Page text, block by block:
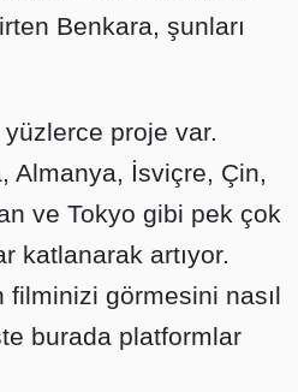
Benkara, şunları
proje var.
Almanya, İsviçre, Çin,
ve Tokyo gibi pek çok
katlanarak artıyor.
filminizi görmesini nasıl
burada platformlar